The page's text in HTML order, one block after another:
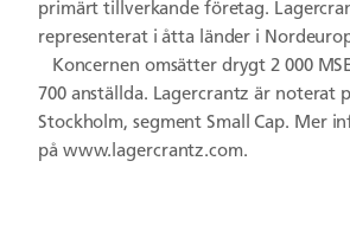
primärt tillverkande företag.
representerat i åtta länder i
Koncernen omsätter drygt 2 000
700 anställda. Lagercrantz är noterat
Stockholm, segment Small Cap. Mer
på www.lagercrantz.com.